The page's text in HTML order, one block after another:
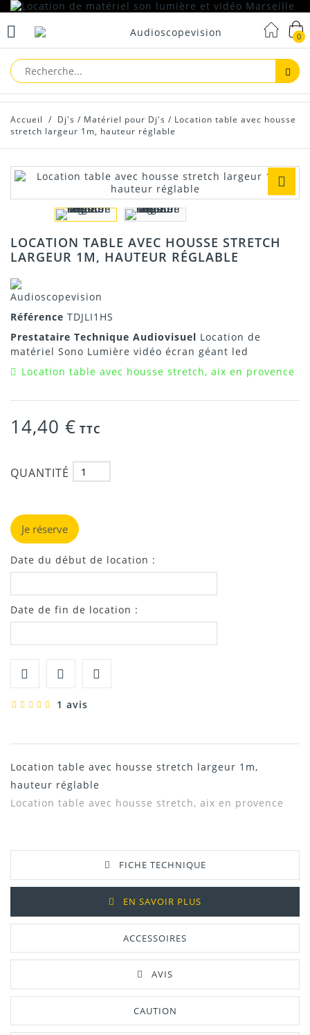
0
Accueil / Dj's / Matériel pour Dj's / Location table avec housse
stretch largeur 1m, hauteur réglable
LOCATION TABLE AVEC HOUSSE STRETCH
LARGEUR 1M, HAUTEUR RÉGLABLE
Référence TDJLI1HS
Prestataire Technique Audiovisuel Location de
matériel Sono Lumière vidéo écran géant led
Location table avec housse stretch, aix en provence
14,40 € TTC
QUANTITÉ
Je réserve
Date du début de location :
Date de fin de location :
1 avis
Location table avec housse stretch largeur 1m,
hauteur réglable
Location table avec housse stretch, aix en provence
FICHE TECHNIQUE
EN SAVOIR PLUS
ACCESSOIRES
AVIS
CAUTION